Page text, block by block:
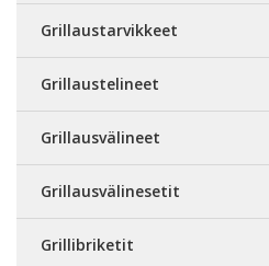
Grillaustarvikkeet
Grillaustelineet
Grillausvälineet
Grillausvälinesetit
Grillibriketit